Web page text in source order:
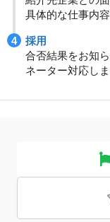
具体的な仕事内
採用
合否結果をお知
ネーター対応し